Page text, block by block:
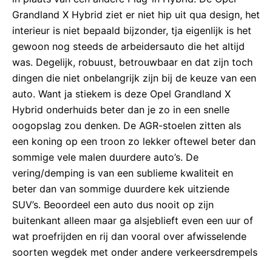
Grandland X Hybrid ziet er niet hip uit qua design, het
interieur is niet bepaald bijzonder, tja eigenlijk is het
gewoon nog steeds de arbeidersauto die het altijd
was. Degelijk, robuust, betrouwbaar en dat zijn toch
dingen die niet onbelangrijk zijn bij de keuze van een
auto. Want ja stiekem is deze Opel Grandland X
Hybrid onderhuids beter dan je zo in een snelle
oogopslag zou denken. De AGR-stoelen zitten als
een koning op een troon zo lekker oftewel beter dan
sommige vele malen duurdere auto’s. De
vering/demping is van een sublieme kwaliteit en
beter dan van sommige duurdere kek uitziende
SUV’s. Beoordeel een auto dus nooit op zijn
buitenkant alleen maar ga alsjeblieft even een uur of
wat proefrijden en rij dan vooral over afwisselende
soorten wegdek met onder andere verkeersdrempels